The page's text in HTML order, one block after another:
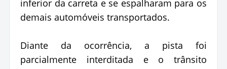
inferior da carreta e se espalharam para os
demais automóveis transportados.
Diante da ocorrência, a pista foi
parcialmente interditada e o trânsito